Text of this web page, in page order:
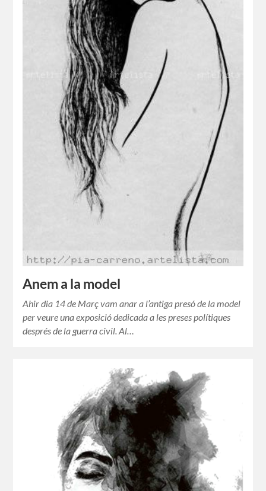
Anem a la model
Ahir dia 14 de Març vam anar a l’antiga presó de la model
per veure una exposició dedicada a les preses polítiques
després de la guerra civil. Al…